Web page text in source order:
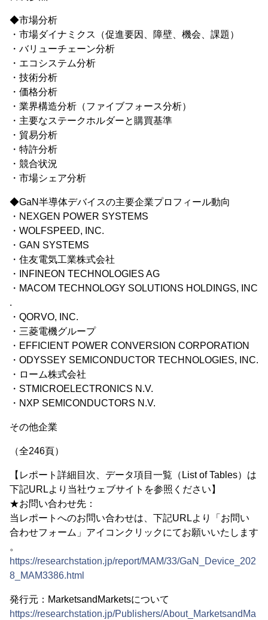
◆市場分析
・市場ダイナミクス（促進要因、障壁、機会、課題）
・バリューチェーン分析
・エコシステム分析
・技術分析
・価格分析
・業界構造分析（ファイブフォース分析）
・主要なステークホルダーと購買基準
・貿易分析
・特許分析
・競合状況
・市場シェア分析
◆GaN半導体デバイスの主要企業プロフィール動向
・NEXGEN POWER SYSTEMS
・WOLFSPEED, INC.
・GAN SYSTEMS
・住友電気工業株式会社
・INFINEON TECHNOLOGIES AG
・MACOM TECHNOLOGY SOLUTIONS HOLDINGS, INC
.
・QORVO, INC.
・三菱電機グループ
・EFFICIENT POWER CONVERSION CORPORATION
・ODYSSEY SEMICONDUCTOR TECHNOLOGIES, INC.
・ローム株式会社
・STMICROELECTRONICS N.V.
・NXP SEMICONDUCTORS N.V.
その他企業
（全246頁）
【レポート詳細目次、データ項目一覧（List of Tables）は
下記URLより当社ウェブサイトを参照ください】
★お問い合わせ先：
当レポートへのお問い合わせは、下記URLより「お問い
合わせフォーム」アイコンクリックにてお願いいたします
。
https://researchstation.jp/report/MAM/33/GaN_Device_202
8_MAM3386.html
発行元：MarketsandMarketsについて
https://researchstation.jp/Publishers/About_MarketsandMa